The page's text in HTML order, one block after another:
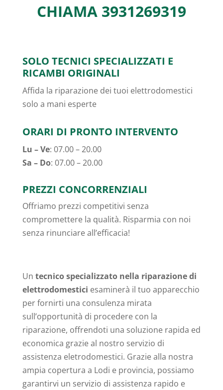
CHIAMA 3931269319
SOLO TECNICI SPECIALIZZATI E
RICAMBI ORIGINALI
Affida la riparazione dei tuoi elettrodomestici
solo a mani esperte
ORARI DI PRONTO INTERVENTO
Lu – Ve: 07.00 – 20.00
Sa – Do: 07.00 – 20.00
PREZZI CONCORRENZIALI
Offriamo prezzi competitivi senza
compromettere la qualità. Risparmia con noi
senza rinunciare all’efficacia!
Un tecnico specializzato nella riparazione di
elettrodomestici esaminerà il tuo apparecchio
per fornirti una consulenza mirata
sull’opportunità di procedere con la
riparazione, offrendoti una soluzione rapida ed
economica grazie al nostro servizio di
assistenza eletrodomestici. Grazie alla nostra
ampia copertura a Lodi e provincia, possiamo
garantirvi un servizio di assistenza rapido e